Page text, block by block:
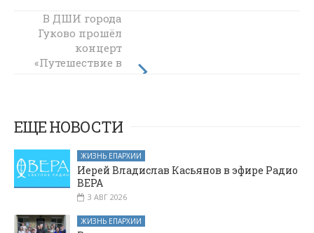
Посвящение в
казачата в
школе №22
города Гуково
В ДШИ города
Гуково прошёл
концерт
«Путешествие в
лагерей
ЕЩЕ НОВОСТИ
ЖИЗНЬ ЕПАРХИИ
Иерей Владислав Касьянов в эфире Радио
ВЕРА
3 АВГ 2026
ЖИЗНЬ ЕПАРХИИ